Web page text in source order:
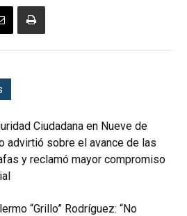
Ciudadana en Nueve de
advirtió sobre el avance de las
y reclamó mayor compromiso
“Grillo” Rodríguez: “No